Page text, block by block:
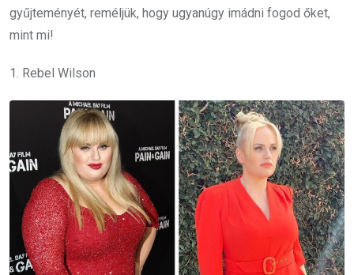
gyűjteményét, reméljük, hogy ugyanúgy imádni fogod őket,
mint mi!
1. Rebel Wilson